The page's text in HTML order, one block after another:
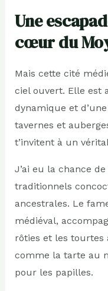
Une
cœur du
Mais cette cité
ciel ouvert. Elle est
dynamique et
tavernes et
t’invitent à un
J’ai eu la chance
traditionnels
ancestrales. Le
médiéval,
rôties et les tourtes
comme la tarte au
pour les papilles.